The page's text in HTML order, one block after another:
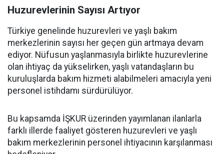
Huzurevlerinin Sayısı Artıyor
Türkiye genelinde huzurevleri ve yaşlı bakım
merkezlerinin sayısı her geçen gün artmaya devam
ediyor. Nüfusun yaşlanmasıyla birlikte huzurevlerine
olan ihtiyaç da yükselirken, yaşlı vatandaşların bu
kuruluşlarda bakım hizmeti alabilmeleri amacıyla yeni
personel istihdamı sürdürülüyor.
Bu kapsamda İŞKUR üzerinden yayımlanan ilanlarla
farklı illerde faaliyet gösteren huzurevleri ve yaşlı
bakım merkezlerinin personel ihtiyacının karşılanması